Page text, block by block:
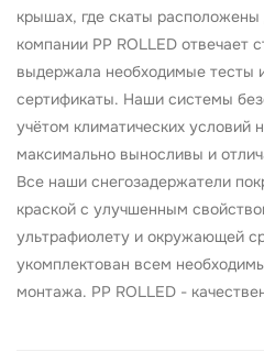
крышах, где скаты
компании PP ROLLED отвечает
выдержала необходимые тесты
сертификаты. Наши системы
учётом климатических условий
максимально выносливы и
Все наши снегозадержатели
краской с улучшенным
ультрафиолету и окружающей
укомплектован всем
монтажа. PP ROLLED -